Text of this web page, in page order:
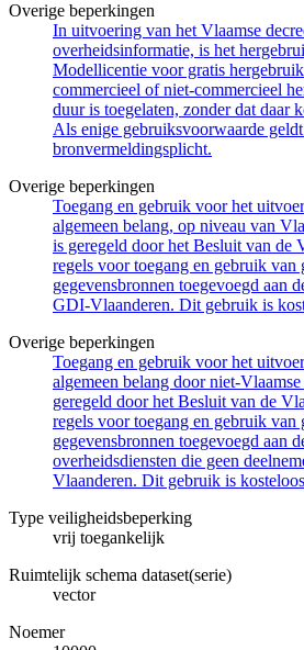
Overige beperkingen
In uitvoering van het Vlaamse
overheidsinformatie, is het
Modellicentie voor gratis
commercieel of niet-commercieel
duur is toegelaten, zonder dat daar
Als enige gebruiksvoorwaarde
bronvermeldingsplicht.
Overige beperkingen
Toegang en gebruik voor het
algemeen belang, op niveau van
is geregeld door het Besluit van de
regels voor toegang en gebruik van
gegevensbronnen toegevoegd aan
GDI-Vlaanderen. Dit gebruik is
Overige beperkingen
Toegang en gebruik voor het
algemeen belang door niet-
geregeld door het Besluit van de
regels voor toegang en gebruik van
gegevensbronnen toegevoegd aan
overheidsdiensten die geen
Vlaanderen. Dit gebruik is
Type veiligheidsbeperking
vrij toegankelijk
Ruimtelijk schema dataset(serie)
vector
Noemer